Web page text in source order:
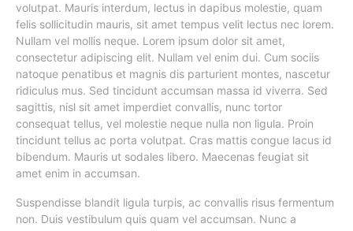
volutpat. Mauris interdum, lectus in dapibus molestie, quam
felis sollicitudin mauris, sit amet tempus velit lectus nec lorem.
Nullam vel mollis neque. Lorem ipsum dolor sit amet,
consectetur adipiscing elit. Nullam vel enim dui. Cum sociis
natoque penatibus et magnis dis parturient montes, nascetur
ridiculus mus. Sed tincidunt accumsan massa id viverra. Sed
sagittis, nisl sit amet imperdiet convallis, nunc tortor
consequat tellus, vel molestie neque nulla non ligula. Proin
tincidunt tellus ac porta volutpat. Cras mattis congue lacus id
bibendum. Mauris ut sodales libero. Maecenas feugiat sit
amet enim in accumsan.
Suspendisse blandit ligula turpis, ac convallis risus fermentum
non. Duis vestibulum quis quam vel accumsan. Nunc a